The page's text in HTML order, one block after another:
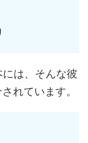
には、そんな彼
れています。